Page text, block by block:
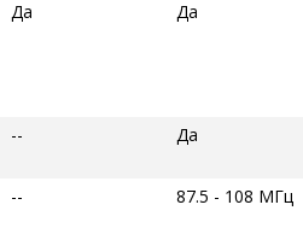
Да Да
-- Да
-- 87.5 - 108 МГц